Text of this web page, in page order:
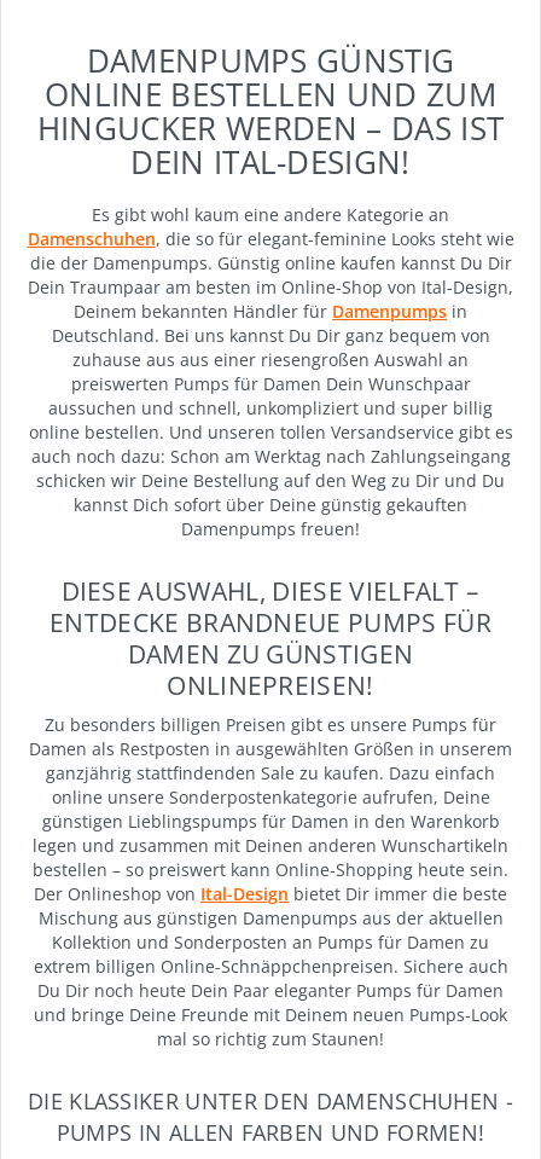
DAMENPUMPS GÜNSTIG
ONLINE BESTELLEN UND ZUM
HINGUCKER WERDEN – DAS IST
DEIN ITAL-DESIGN!
Es gibt wohl kaum eine andere Kategorie an
Damenschuhen, die so für elegant-feminine Looks steht wie
die der Damenpumps. Günstig online kaufen kannst Du Dir
Dein Traumpaar am besten im Online-Shop von Ital-Design,
Deinem bekannten Händler für Damenpumps in
Deutschland. Bei uns kannst Du Dir ganz bequem von
zuhause aus aus einer riesengroßen Auswahl an
preiswerten Pumps für Damen Dein Wunschpaar
aussuchen und schnell, unkompliziert und super billig
online bestellen. Und unseren tollen Versandservice gibt es
auch noch dazu: Schon am Werktag nach Zahlungseingang
schicken wir Deine Bestellung auf den Weg zu Dir und Du
kannst Dich sofort über Deine günstig gekauften
Damenpumps freuen!
DIESE AUSWAHL, DIESE VIELFALT –
ENTDECKE BRANDNEUE PUMPS FÜR
DAMEN ZU GÜNSTIGEN
ONLINEPREISEN!
Zu besonders billigen Preisen gibt es unsere Pumps für
Damen als Restposten in ausgewählten Größen in unserem
ganzjährig stattfindenden Sale zu kaufen. Dazu einfach
online unsere Sonderpostenkategorie aufrufen, Deine
günstigen Lieblingspumps für Damen in den Warenkorb
legen und zusammen mit Deinen anderen Wunschartikeln
bestellen – so preiswert kann Online-Shopping heute sein.
Der Onlineshop von Ital-Design bietet Dir immer die beste
Mischung aus günstigen Damenpumps aus der aktuellen
Kollektion und Sonderposten an Pumps für Damen zu
extrem billigen Online-Schnäppchenpreisen. Sichere auch
Du Dir noch heute Dein Paar eleganter Pumps für Damen
und bringe Deine Freunde mit Deinem neuen Pumps-Look
mal so richtig zum Staunen!
DIE KLASSIKER UNTER DEN DAMENSCHUHEN -
PUMPS IN ALLEN FARBEN UND FORMEN!